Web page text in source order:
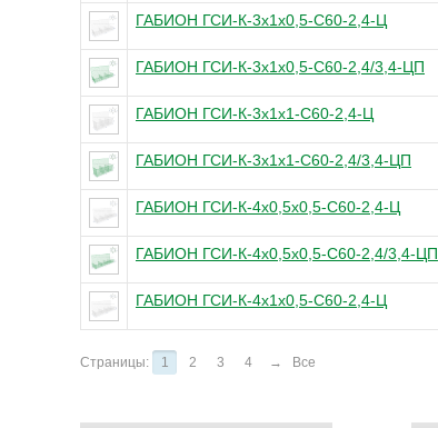
ГАБИОН ГСИ-К-3х1х0,5-С60-2,4-Ц
ГАБИОН ГСИ-К-3х1х0,5-С60-2,4/3,4-ЦП
ГАБИОН ГСИ-К-3х1х1-С60-2,4-Ц
ГАБИОН ГСИ-К-3х1х1-С60-2,4/3,4-ЦП
ГАБИОН ГСИ-К-4х0,5х0,5-С60-2,4-Ц
ГАБИОН ГСИ-К-4х0,5х0,5-С60-2,4/3,4-ЦП
ГАБИОН ГСИ-К-4х1х0,5-С60-2,4-Ц
Страницы: 1 2 3 4 → Все